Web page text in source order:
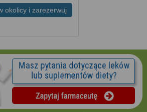
okolicy i zarezerwuj